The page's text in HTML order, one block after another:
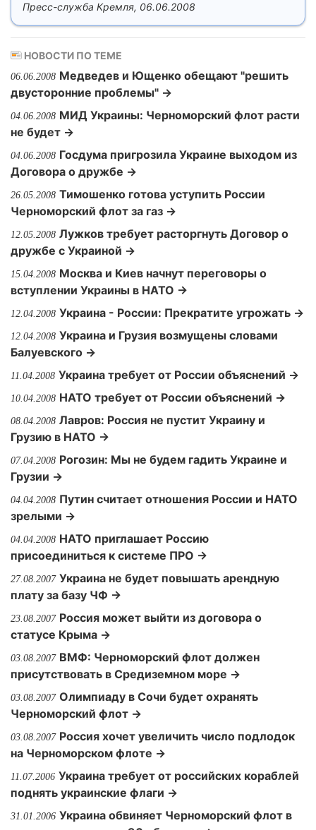
Пресс-служба Кремля, 06.06.2008
НОВОСТИ ПО ТЕМЕ
06.06.2008 Медведев и Ющенко обещают "решить
двусторонние проблемы" →
04.06.2008 МИД Украины: Черноморский флот расти
не будет →
04.06.2008 Госдума пригрозила Украине выходом из
Договора о дружбе →
26.05.2008 Тимошенко готова уступить России
Черноморский флот за газ →
12.05.2008 Лужков требует расторгнуть Договор о
дружбе с Украиной →
15.04.2008 Москва и Киев начнут переговоры о
вступлении Украины в НАТО →
12.04.2008 Украина - России: Прекратите угрожать →
12.04.2008 Украина и Грузия возмущены словами
Балуевского →
11.04.2008 Украина требует от России объяснений →
10.04.2008 НАТО требует от России объяснений →
08.04.2008 Лавров: Россия не пустит Украину и
Грузию в НАТО →
07.04.2008 Рогозин: Мы не будем гадить Украине и
Грузии →
04.04.2008 Путин считает отношения России и НАТО
зрелыми →
04.04.2008 НАТО приглашает Россию
присоединиться к системе ПРО →
27.08.2007 Украина не будет повышать арендную
плату за базу ЧФ →
23.08.2007 Россия может выйти из договора о
статусе Крыма →
03.08.2007 ВМФ: Черноморский флот должен
присутствовать в Средиземном море →
03.08.2007 Олимпиаду в Сочи будет охранять
Черноморский флот →
03.08.2007 Россия хочет увеличить число подлодок
на Черноморском флоте →
11.07.2006 Украина требует от российских кораблей
поднять украинские флаги →
31.01.2006 Украина обвиняет Черноморский флот в